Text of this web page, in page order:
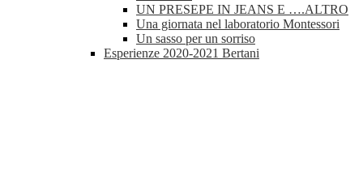
UN PRESEPE IN JEANS E ….ALTRO
Una giornata nel laboratorio Montessori
Un sasso per un sorriso
Esperienze 2020-2021 Bertani